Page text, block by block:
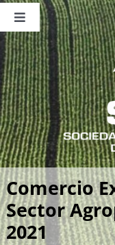
Saltar
contenido
Toggle
Navigation
Nosotros
Publicaciones
Sala de Prensa
Eventos
Comercio
Sector
2021